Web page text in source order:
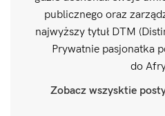
publicznego oraz
najwyższy tytuł DTM
Prywatnie pasjonatka
do
Zobacz wszysktie